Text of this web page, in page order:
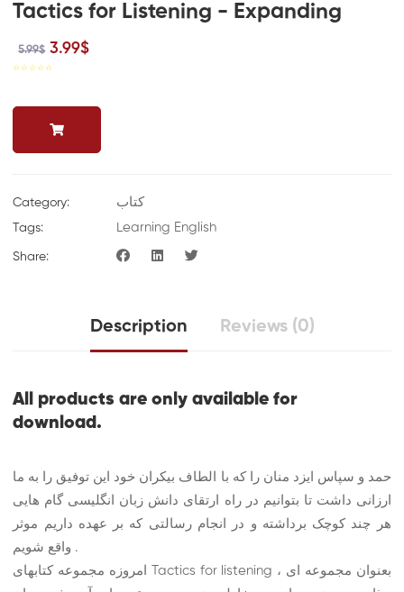
Tactics for Listening - Expanding
5.99$ 3.99$
☆
☆
☆
☆
☆
Category: کتاب
Tags: Learning English
Share:
Description Reviews (0)
All products are only available for
download.
حمد و سپاس ایزد منان را که با الطاف بیکران خود این توفیق را به ما
ارزانی داشت تا بتوانیم در راه ارتقای دانش زبان انگلیسی گام هایی
هر چند کوچک برداشته و در انجام رسالتی که بر عهده داریم موثر
واقع شویم .
امروزه مجموعه کتابهای Tactics for listening ، بعنوان مجموعه ای